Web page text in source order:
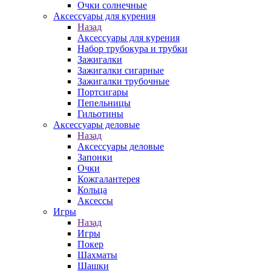
Очки солнечные
Аксессуары для курения
Назад
Аксессуары для курения
Набор трубокура и трубки
Зажигалки
Зажигалки сигарные
Зажигалки трубочные
Портсигары
Пепельницы
Гильотины
Аксессуары деловые
Назад
Аксессуары деловые
Запонки
Очки
Кожгалантерея
Кольца
Аксессы
Игры
Назад
Игры
Покер
Шахматы
Шашки